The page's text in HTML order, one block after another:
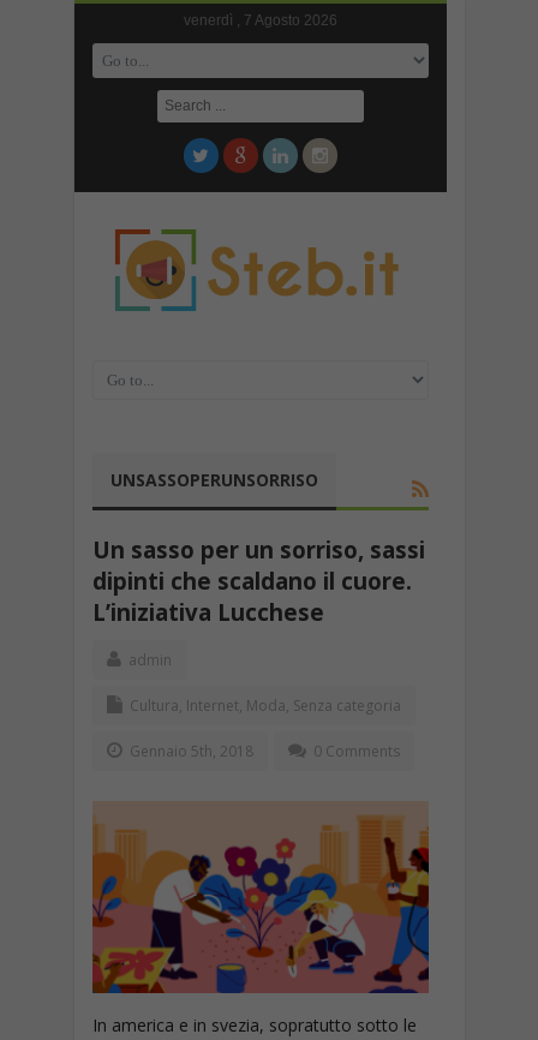
venerdì , 7 Agosto 2026
UNSASSOPERUNSORRISO
Un sasso per un sorriso, sassi
dipinti che scaldano il cuore.
L’iniziativa Lucchese
admin
Cultura, Internet, Moda, Senza categoria
Gennaio 5th, 2018 0 Comments
In america e in svezia, sopratutto sotto le